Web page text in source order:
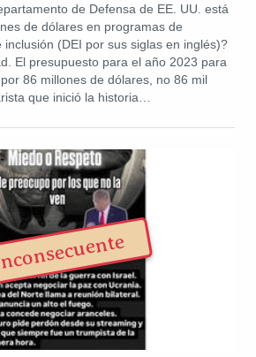
de Defensa de EE. UU. está
de dólares en programas de
(DEI por sus siglas en inglés)?
El presupuesto para el año 2023 para
86 millones de dólares, no 86 mil
que inició la historia…